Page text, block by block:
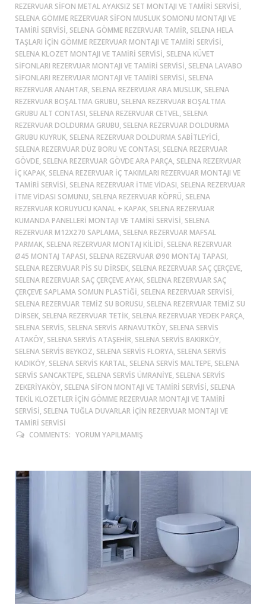
REZERVUAR SIFON METAL AYAKSIZ SET MONTAJI VE TAMIRI SERVISI,
SELENA GÖMME REZERVUAR SIFON MUSLUK SOMONU MONTAJI VE
TAMIRI SERVISI, SELENA GÖMME REZERVUAR TAMIR, SELENA HELA
TAŞLARI IÇIN GÖMME REZERVUAR MONTAJI VE TAMIRI SERVISI,
SELENA KLOZET MONTAJI VE TAMIRI SERVISI, SELENA KÜVET
SIFONLARI REZERVUAR MONTAJI VE TAMIRI SERVISI, SELENA LAVABO
SIFONLARI REZERVUAR MONTAJI VE TAMIRI SERVISI, SELENA
REZERVUAR ANAHTAR, SELENA REZERVUAR ARA MUSLUK, SELENA
REZERVUAR BOŞALTMA GRUBU, SELENA REZERVUAR BOŞALTMA
GRUBU ALT CONTASI, SELENA REZERVUAR CETVEL, SELENA
REZERVUAR DOLDURMA GRUBU, SELENA REZERVUAR DOLDURMA
GRUBU KUYRUK, SELENA REZERVUAR DOLDURMA SABITLEYICI,
SELENA REZERVUAR DÜZ BORU VE CONTASI, SELENA REZERVUAR
GÖVDE, SELENA REZERVUAR GÖVDE ARA PARÇA, SELENA REZERVUAR
IÇ KAPAK, SELENA REZERVUAR IÇ TAKIMLARI REZERVUAR MONTAJI VE
TAMIRI SERVISI, SELENA REZERVUAR ITME VIDASI, SELENA REZERVUAR
ITME VIDASI SOMUNU, SELENA REZERVUAR KÖPRÜ, SELENA
REZERVUAR KORUYUCU KANAL + KAPAK, SELENA REZERVUAR
KUMANDA PANELLERI MONTAJI VE TAMIRI SERVISI, SELENA
REZERVUAR M12X270 SAPLAMA, SELENA REZERVUAR MAFSAL
PARMAK, SELENA REZERVUAR MONTAJ KILIDI, SELENA REZERVUAR
Ø45 MONTAJ TAPASI, SELENA REZERVUAR Ø90 MONTAJ TAPASI,
SELENA REZERVUAR PIS SU DIRSEK, SELENA REZERVUAR SAÇ ÇERÇEVE,
SELENA REZERVUAR SAÇ ÇERÇEVE AYAK, SELENA REZERVUAR SAÇ
ÇERÇEVE SAPLAMA SOMUN PLASTIĞI, SELENA REZERVUAR SERVISI,
SELENA REZERVUAR TEMIZ SU BORUSU, SELENA REZERVUAR TEMIZ SU
DIRSEK, SELENA REZERVUAR TETIK, SELENA REZERVUAR YEDEK PARÇA,
SELENA SERVIS, SELENA SERVIS ARNAVUTKÖY, SELENA SERVIS
ATAKÖY, SELENA SERVIS ATAŞEHIR, SELENA SERVIS BAKIRKÖY,
SELENA SERVIS BEYKOZ, SELENA SERVIS FLORYA, SELENA SERVIS
KADIKÖY, SELENA SERVIS KARTAL, SELENA SERVIS MALTEPE, SELENA
SERVIS SANCAKTEPE, SELENA SERVIS ÜMRANIYE, SELENA SERVIS
ZEKERIYAKÖY, SELENA SIFON MONTAJI VE TAMIRI SERVISI, SELENA
TEKIL KLOZETLER IÇIN GÖMME REZERVUAR MONTAJI VE TAMIRI
SERVISI, SELENA TUĞLA DUVARLAR IÇIN REZERVUAR MONTAJI VE
TAMIRI SERVISI
COMMENTS: YORUM YAPILMAMIŞ